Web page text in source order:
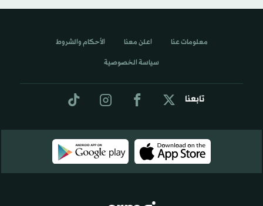
تابعنا
معلومات عنا اعلن معنا الأحكام والشروط
سياسة الخصوصية